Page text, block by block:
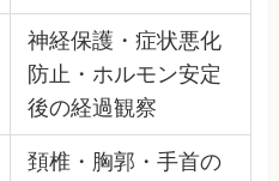
神経保護・症状悪化
防止・ホルモン安定
後の経過観察
頚椎・胸郭・手首の